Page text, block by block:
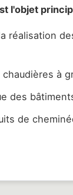
l'objet
réalisation
à
des
de